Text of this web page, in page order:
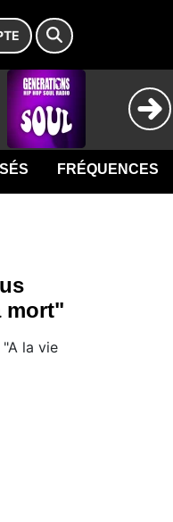
FRÉQUENCES
mort"
la vie